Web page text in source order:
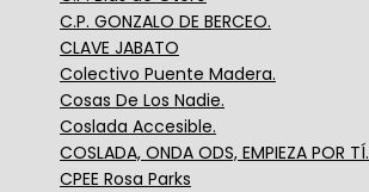
C.P. GONZALO DE BERCEO.
CLAVE JABATO
Colectivo Puente Madera.
Cosas De Los Nadie.
Coslada Accesible.
COSLADA, ONDA ODS, EMPIEZA POR TÍ.
CPEE Rosa Parks